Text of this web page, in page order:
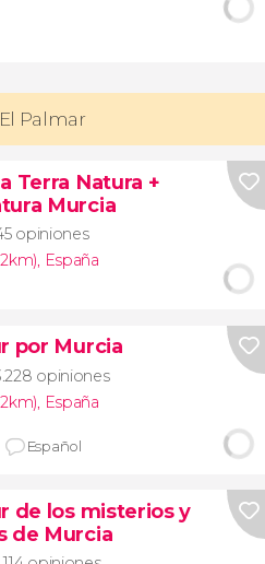
Palmar
Terra Natura +
Murcia
opiniones
, España
por Murcia
opiniones
, España
Español
de los misterios y
de Murcia